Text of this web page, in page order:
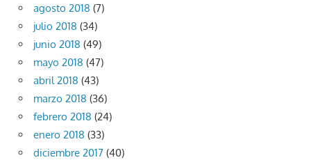
agosto 2018 (7)
julio 2018 (34)
junio 2018 (49)
mayo 2018 (47)
abril 2018 (43)
marzo 2018 (36)
febrero 2018 (24)
enero 2018 (33)
diciembre 2017 (40)